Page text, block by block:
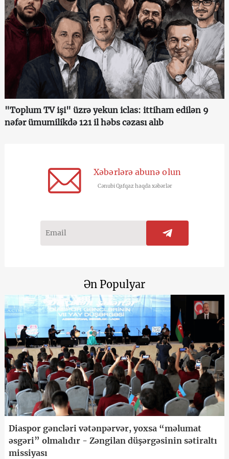
"Toplum TV işi" üzrə yekun iclas: ittiham edilən 9
nəfər ümumilikdə 121 il həbs cəzası alıb
Xəbərlərə abunə olun
Cənubi Qafqaz haqda xəbərlər
Ən Populyar
Diaspor gəncləri vətənpərvər, yoxsa “məlumat
əsgəri” olmalıdır - Zəngilan düşərgəsinin sətiraltı
missiyası